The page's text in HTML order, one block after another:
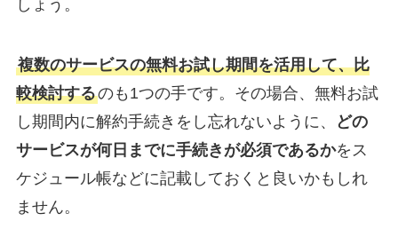
しょう。
複数のサービスの無料お試し期間を活用して、比
較検討するのも1つの手です。その場合、無料お試
し期間内に解約手続きをし忘れないように、
どの
サービスが何日までに手続きが必須であるかをス
ケジュール帳などに記載しておくと良いかもしれ
ません。